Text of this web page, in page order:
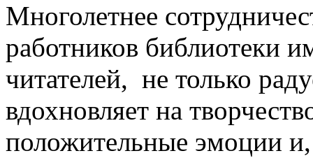
Многолетнее
работников
читателей, не только
вдохновляет на
положительные эмоции и,